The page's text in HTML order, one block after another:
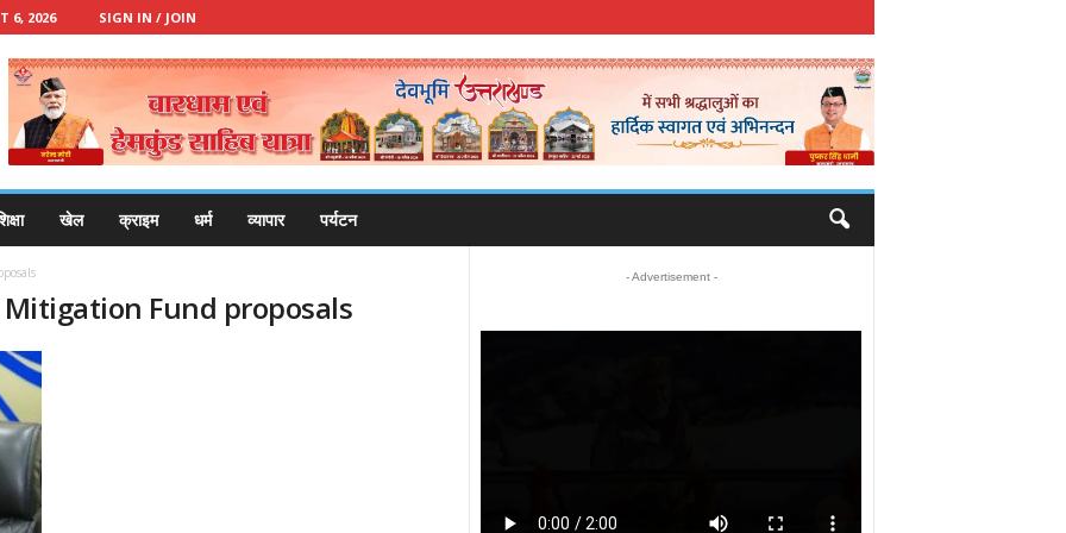
6, 2026 SIGN IN / JOIN
खेल क्राइम धर्म व्यापार पर्यटन
Fund proposals
- Advertisement -